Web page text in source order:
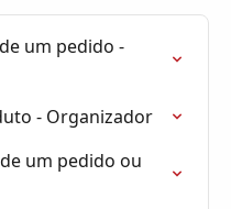
um pedido -
- Organizador
um pedido ou